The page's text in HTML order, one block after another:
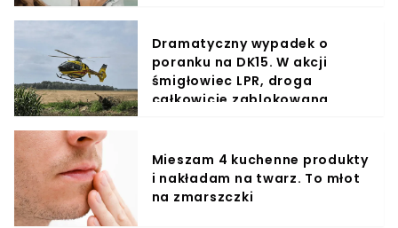
Dramatyczny wypadek o
poranku na DK15. W akcji
śmigłowiec LPR, droga
całkowicie zablokowana
Mieszam 4 kuchenne produkty
i nakładam na twarz. To młot
na zmarszczki